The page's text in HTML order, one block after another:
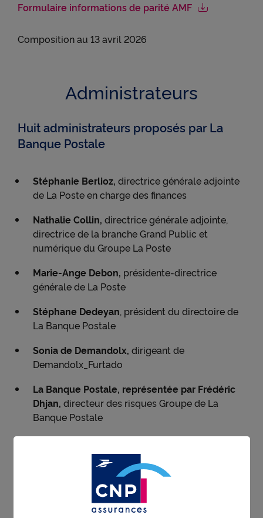
Formulaire informations de parité AMF
Composition au 13 avril 2026
Administrateurs
Huit administrateurs proposés par La
Banque Postale
Stéphanie Berlioz, directrice générale adjointe
de La Poste en charge des finances
Nathalie Collin, directrice générale adjointe,
directrice de la branche Grand Public et
numérique du Groupe La Poste
Marie-Ange Debon, présidente-directrice
générale de La Poste
Stéphane Dedeyan, président du directoire de
La Banque Postale
Sonia de Demandolx, dirigeant de
Demandolx_Furtado
La Banque Postale, représentée par Frédéric
Dhjan, directeur des risques Groupe de La
Banque Postale
sociétés et présidente-fondatrice de JD4C
Sophie Renaudie,directrice générale impact,
finance et stratégie de La Banque Postale,